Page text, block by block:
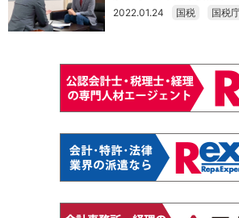
2022.01.24 国税 国税